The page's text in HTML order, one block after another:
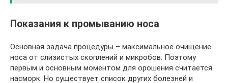
Показания к промыванию носа
Основная задача процедуры – максимальное очищение
носа от слизистых скоплений и микробов. Поэтому
первым и основным моментом для орошения считается
насморк. Но существует список других болезней и